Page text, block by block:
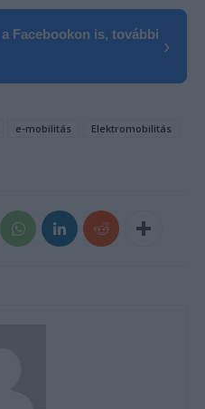
Facebookon is, további
›
e-mobilitás
Elektromobilitás